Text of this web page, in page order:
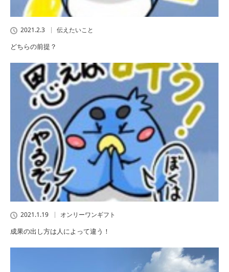
2021.2.3 伝えたいこと
どちらの前提？
2021.1.19 オンリーワンギフト
成果の出し方は人によって違う！